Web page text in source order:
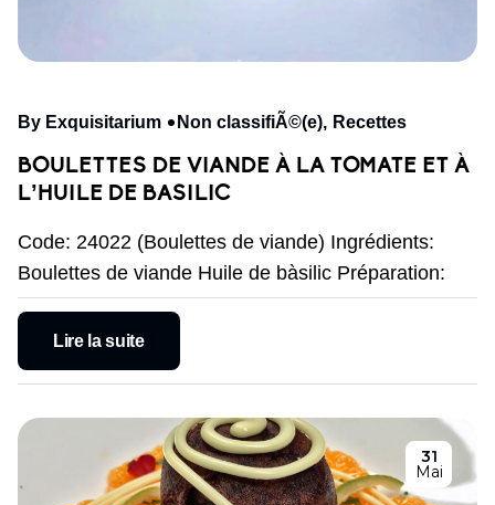
By Exquisitarium Non classifiÃ©(e) Recettes
BOULETTES DE VIANDE À LA TOMATE ET À
L’HUILE DE BASILIC
Code: 24022 (Boulettes de viande) Ingrédients:
Boulettes de viande Huile de bàsilic Préparation:
Lire la suite
31
Mai